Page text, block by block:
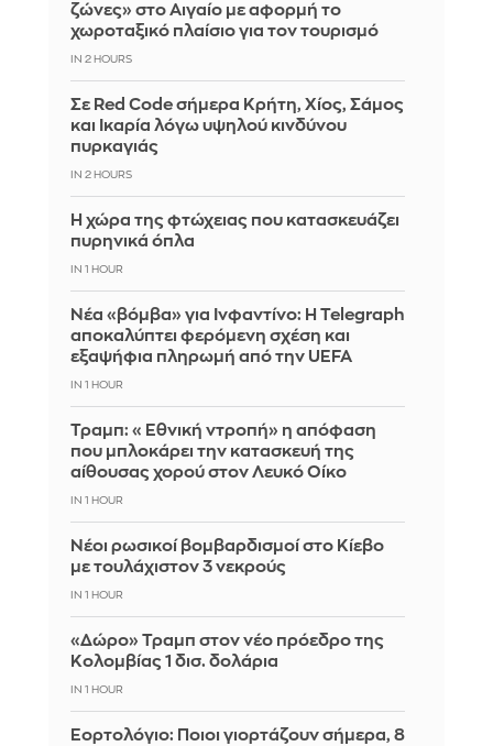
ζώνες» στο Αιγαίο με αφορμή το
χωροταξικό πλαίσιο για τον τουρισμό
IN 2 HOURS
Σε Red Code σήμερα Κρήτη, Χίος, Σάμος
και Ικαρία λόγω υψηλού κινδύνου
πυρκαγιάς
IN 2 HOURS
Η χώρα της φτώχειας που κατασκευάζει
πυρηνικά όπλα
IN 1 HOUR
Νέα «βόμβα» για Ινφαντίνο: Η Telegraph
αποκαλύπτει φερόμενη σχέση και
εξαψήφια πληρωμή από την UEFA
IN 1 HOUR
Τραμπ: «Εθνική ντροπή» η απόφαση
που μπλοκάρει την κατασκευή της
αίθουσας χορού στον Λευκό Οίκο
IN 1 HOUR
Νέοι ρωσικοί βομβαρδισμοί στο Κίεβο
με τουλάχιστον 3 νεκρούς
IN 1 HOUR
«Δώρο» Τραμπ στον νέο πρόεδρο της
Κολομβίας 1 δισ. δολάρια
IN 1 HOUR
Εορτολόγιο: Ποιοι γιορτάζουν σήμερα, 8